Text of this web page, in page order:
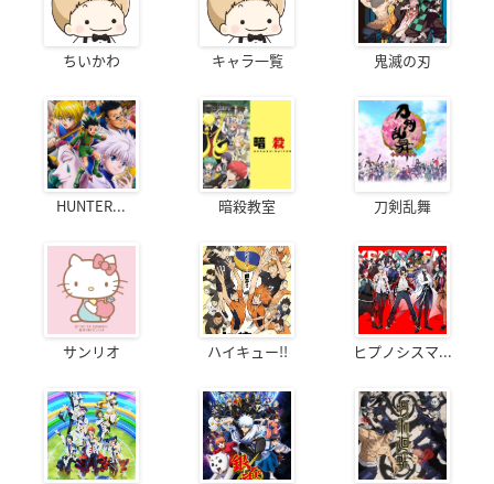
ちいかわ キャラ一覧 鬼滅の刃
HUNTER... 暗殺教室 刀剣乱舞
サンリオ ハイキュー!! ヒプノシスマ...